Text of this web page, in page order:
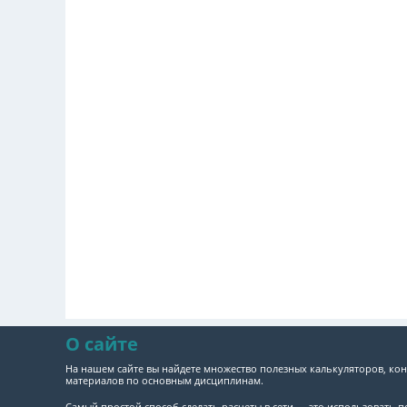
О сайте
На нашем сайте вы найдете множество полезных калькуляторов,
материалов по основным дисциплинам.